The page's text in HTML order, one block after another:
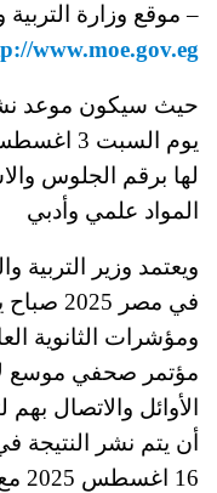
– موقع وزارة التربية
www.moe.gov.eg
حيث سيكون موعد
لها برقم الجلوس
المواد علمي وأدبي
ويعتمد وزير التربية
في مصر
مؤتمر صحفي موسع
أن يتم نشر النتيجة
16